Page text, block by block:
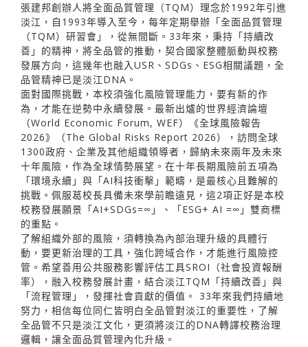
張建邦創辦人將全面品質管理（TQM）理念於1992年引進
淡江，自1993年導入至今，每年定期舉辦「全面品質管理
（TQM）研習會」，從無間斷。33年來，秉持「持續改
善」的精神，將全品管的推動，契合國家整體脈動與校務
發展方向，這幾年也融入USR、SDGs、ESG相關議題，全
品管精神已是淡江DNA。
面對國際挑戰，本校須強化風險管理能力，要有新的作
為，才能在逆勢中永續發展。最新出爐的世界經濟論壇
（World Economic Forum, WEF）《全球風險報告
2026》（The Global Risks Report 2026），訪問全球
1300政府、企業及其他組織領導者，歸納未來兩年及未來
十年風險，作為全球情勢展望。在十年長期風險前五項為
「環境永續」與「AI科技衝擊」範疇，是最核心且難解的
挑戰。佩服葛校長具備未來學前瞻遠見，這2項正好是本校
校務發展願景「AI+SDGs=∞」、「ESG+ AI =∞」雙商標
的重點。
了解組織外部的風險，須轉換為內部治理升級的具體行
動，要更新治理的工具，強化跨域合作，才能進行風險控
管。希望善用公共服務影響評估工具SROI（社會投資報酬
率），融入校務發展計畫，結合淡江TQM「持續改善」與
「流程管理」，發揮社會貢獻的價值。 33年來我們持續地
努力，相信每位同仁皆明白全品管對淡江的重要性，了解
全品管不只是淡江文化，更須將淡江的DNA轉譯校務治理
邏輯，讓全面品質管理內化升級。